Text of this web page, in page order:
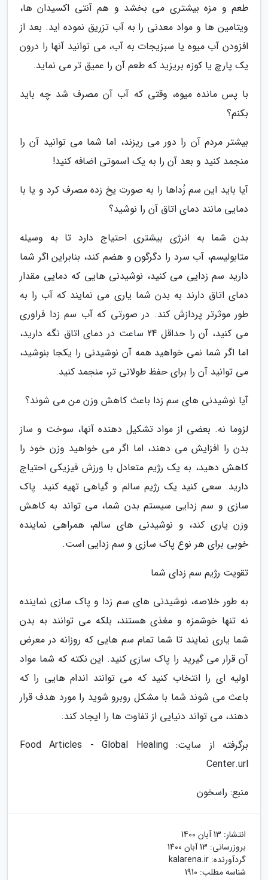
طعم و مزه بیشتری می بخشد و هم آنتی اکسیدان ها،
ویتامین ها و مواد معدنی را به آب تزریق نموده اید. بعد از
افزودن آب میوه یا سبزیجات به آب، می توانید آنها را درون
یک پارچ یا کوزه بریزید که طعم آن را عمیق تر می نماید.
با پس مانده میوه، وقتی که آب آن مصرف شد چه باید
بکنم؟
بیشتر مردم آن را دور می ریزند، اما شما می توانید آن را
منجمد کنید و بعد آن را به یک اسموتی اضافه کنید!
آیا باید این سم زُداها را به صورت یخ زده مصرف کرد و یا با
دمایی مانند دمای اتاق آن را نوشید؟
بدن شما به انرژی بیشتری احتیاج دارد تا به وسیله
متابولیسم، آب سرد را دگرگون و هضم کند، بنابراین اگر شما
دارید سم زدایی می کنید، نوشیدنی هایی که دمایی مقدار
دمای اتاق دارند به بدن شما یاری می نمایند که آب را به
طور موثرتر پردازش کند. در صورتی که آب سم زدا فراوری
می کنید، آن را حداقل 24 ساعت در دمای اتاق نگه دارید،
اما اگر شما نمی خواهید همه آن نوشیدنی را یکجا بنوشید،
می توانید آن را برای حفظ طولانی تر، منجمد کنید.
آیا نوشیدنی های سم زدا باعث کاهش وزن من می شوند؟
لزوما نه. بعضی از مواد تشکیل دهنده آنها، سوخت و ساز
بدن را افزایش می دهند، اما اگر می خواهید وزن خود را
کاهش دهید، به یک رژیم متعادل با ورزش فیزیکی احتیاج
دارید. سعی کنید یک رژیم سالم و گیاهی تهیه کنید. پاک
سازی و سم زدایی سیستم بدن شما، می تواند به کاهش
وزن یاری کند، و نوشیدنی های سالم، همراهی نماینده
خوبی برای هر نوع پاک سازی و سم زدایی است.
تقویت رژیم سم زدای شما
به طور خلاصه، نوشیدنی های سم زدا و پاک سازی نماینده
نه تنها خوشمزه و مغذی هستند، بلکه می توانند به بدن
شما یاری نمایند تا شما تمام سم هایی که روزانه در معرض
آن قرار می گیرید را پاک سازی کنید. این نکته که شما مواد
اولیه ای را انتخاب کنید که می توانند اندام هایی را که
باعث می شوند شما با مشکل روبرو شوید را مورد هدف قرار
دهند، می تواند دنیایی از تفاوت ها را ایجاد کند.
برگرفته از سایت: Food Articles - Global Healing
Center.url
منبع: راسخون
انتشار: 13 آبان 1400
بروزرسانی: 13 آبان 1400
گردآورنده: kalarena.ir
شناسه مطلب: 1910